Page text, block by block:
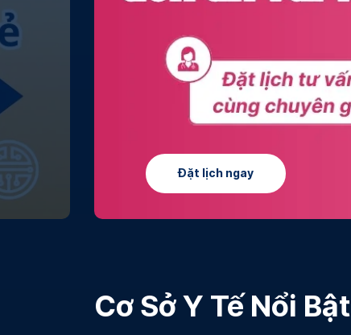
Tìm hiểu thêm
Cơ Sở Y Tế Nổi Bật